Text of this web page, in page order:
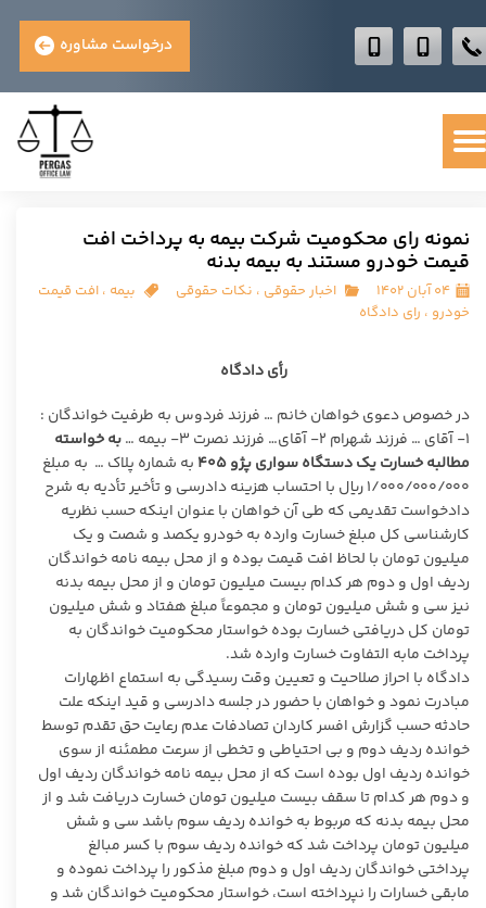
درخواست مشاوره
نمونه رای محکومیت شرکت بیمه به پرداخت افت
قیمت خودرو مستند به بیمه بدنه
۰۴ آبان ۱۴۰۲ اخبار حقوقی ، نکات حقوقی بیمه ، افت قیمت
خودرو ، رای دادگاه
رأی دادگاه
در خصوص دعوی خواهان خانم … فرزند فردوس به طرفیت خواندگان :
۱- آقای … فرزند شهرام ۲- آقای… فرزند نصرت ۳- بیمه …
به خواسته
مطالبه خسارت یک دستگاه سواری پژو ۴۰۵
به شماره پلاک … به مبلغ
۱/۰۰۰/۰۰۰/۰۰۰ ریال با احتساب هزینه دادرسی و تأخیر تأدیه به شرح
دادخواست تقدیمی که طی آن خواهان با عنوان اینکه حسب نظریه
کارشناسی کل مبلغ خسارت وارده به خودرو یکصد و شصت و یک
میلیون تومان با لحاظ افت قیمت بوده و از محل بیمه نامه خواندگان
ردیف اول و دوم هر کدام بیست میلیون تومان و از محل بیمه بدنه
نیز سی و شش میلیون تومان و مجموعاً مبلغ هفتاد و شش میلیون
تومان کل دریافتی خسارت بوده خواستار محکومیت خواندگان به
پرداخت مابه التفاوت خسارت وارده شد.
دادگاه با احراز صلاحیت و تعیین وقت رسیدگی به استماع اظهارات
مبادرت نمود و خواهان با حضور در جلسه دادرسی و قید اینکه علت
حادثه حسب گزارش افسر کاردان تصادفات عدم رعایت حق تقدم توسط
خوانده ردیف دوم و بی احتیاطی و تخطی از سرعت مطمئنه از سوی
خوانده ردیف اول بوده است که از محل بیمه نامه خواندگان ردیف اول
و دوم هر کدام تا سقف بیست میلیون تومان خسارت دریافت شد و از
محل بیمه بدنه که مربوط به خوانده ردیف سوم باشد سی و شش
میلیون تومان پرداخت شد که خوانده ردیف سوم با کسر مبالغ
پرداختی خواندگان ردیف اول و دوم مبلغ مذکور را پرداخت نموده و
مابقی خسارات را نپرداخته است، خواستار محکومیت خواندگان شد و